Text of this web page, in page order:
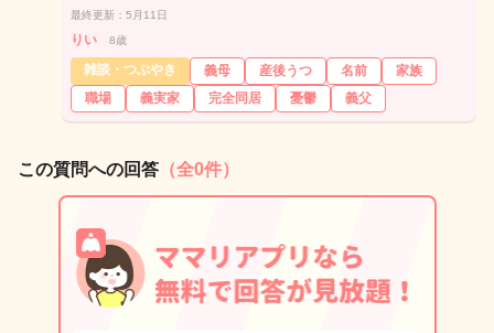
最終更新：5月11日
りい 8歳
雑談・つぶやき 義母 産後うつ 名前
家族
職場
義実家 完全同居 憂鬱 義父
この質問への回答 （全0件）